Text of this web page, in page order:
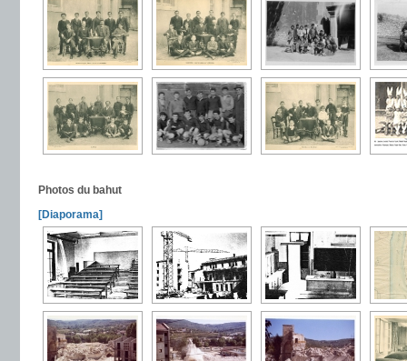
Photos du bahut
[Diaporama]